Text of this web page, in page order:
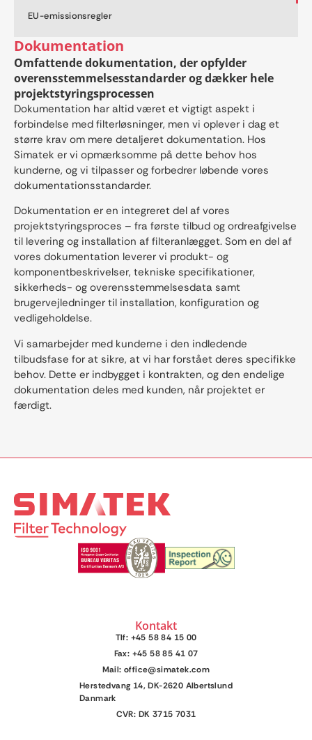
EU-emissionsregler
Dokumentation
Omfattende dokumentation, der opfylder
overensstemmelsesstandarder og dækker hele
projektstyringsprocessen
Dokumentation har altid været et vigtigt aspekt i
forbindelse med filterløsninger, men vi oplever i dag et
større krav om mere detaljeret dokumentation. Hos
Simatek er vi opmærksomme på dette behov hos
kunderne, og vi tilpasser og forbedrer løbende vores
dokumentationsstandarder.
Dokumentation er en integreret del af vores
projektstyringsproces – fra første tilbud og ordreafgivelse
til levering og installation af filteranlægget. Som en del af
vores dokumentation leverer vi produkt- og
komponentbeskrivelser, tekniske specifikationer,
sikkerheds- og overensstemmelsesdata samt
brugervejledninger til installation, konfiguration og
vedligeholdelse.
Vi samarbejder med kunderne i den indledende
tilbudsfase for at sikre, at vi har forstået deres specifikke
behov. Dette er indbygget i kontrakten, og den endelige
dokumentation deles med kunden, når projektet er
færdigt.
Kontakt
Tlf: +45 58 84 15 00
Fax: +45 58 85 41 07
Mail: office@simatek.com
Herstedvang 14, DK-2620 Albertslund
Danmark
CVR: DK 3715 7031